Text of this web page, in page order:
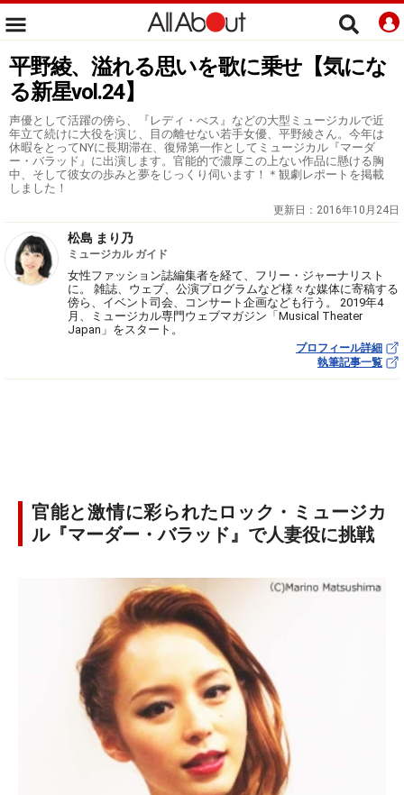
平野綾、溢れる思いを歌に乗せ【気にな
る新星vol.24】
声優として活躍の傍ら、『レディ・べス』などの大型ミュージカルで近
年立て続けに大役を演じ、目の離せない若手女優、平野綾さん。今年は
休暇をとってNYに長期滞在、復帰第一作としてミュージカル『マーダ
ー・バラッド』に出演します。官能的で濃厚この上ない作品に懸ける胸
中、そして彼女の歩みと夢をじっくり伺います！＊観劇レポートを掲載
しました！
更新日： 2016年10月24日
松島 まり乃
ミュージカル ガイド
女性ファッション誌編集者を経て、フリー・ジャーナリスト
に。 雑誌、ウェブ、公演プログラムなど様々な媒体に寄稿する
傍ら、イベント司会、コンサート企画なども行う。 2019年4
月、ミュージカル専門ウェブマガジン「Musical Theater
Japan」をスタート。
プロフィール詳細
執筆記事一覧
官能と激情に彩られたロック・ミュージカ
ル『マーダー・バラッド』で人妻役に挑戦